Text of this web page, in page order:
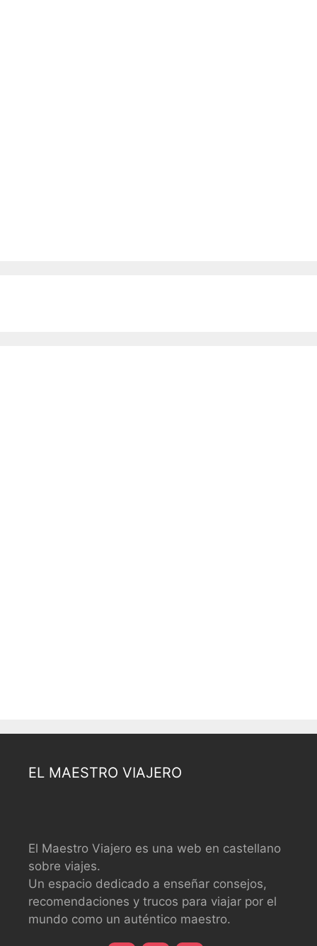
EL MAESTRO VIAJERO
El Maestro Viajero es una web en castellano
sobre viajes.
Un espacio dedicado a enseñar consejos,
recomendaciones y trucos para viajar por el
mundo como un auténtico maestro.